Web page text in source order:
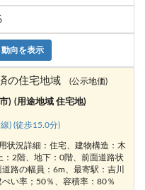
向を表示
の住宅地域 (公示地価)
) (用途地域 住宅地)
) (徒歩15.0分)
状況詳細：住宅、建物構造：木
2階、地下：0階、前面道路状
路の幅員：6m、最寄駅：吉川
い率；50％、容積率：80％